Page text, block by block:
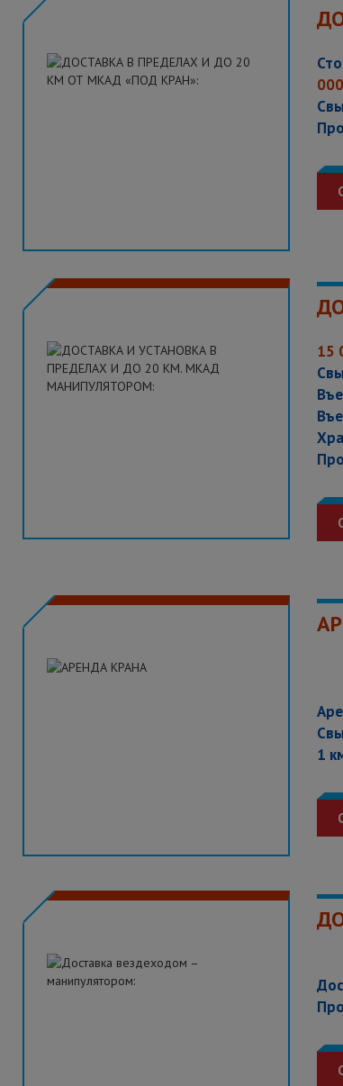
000
15
1